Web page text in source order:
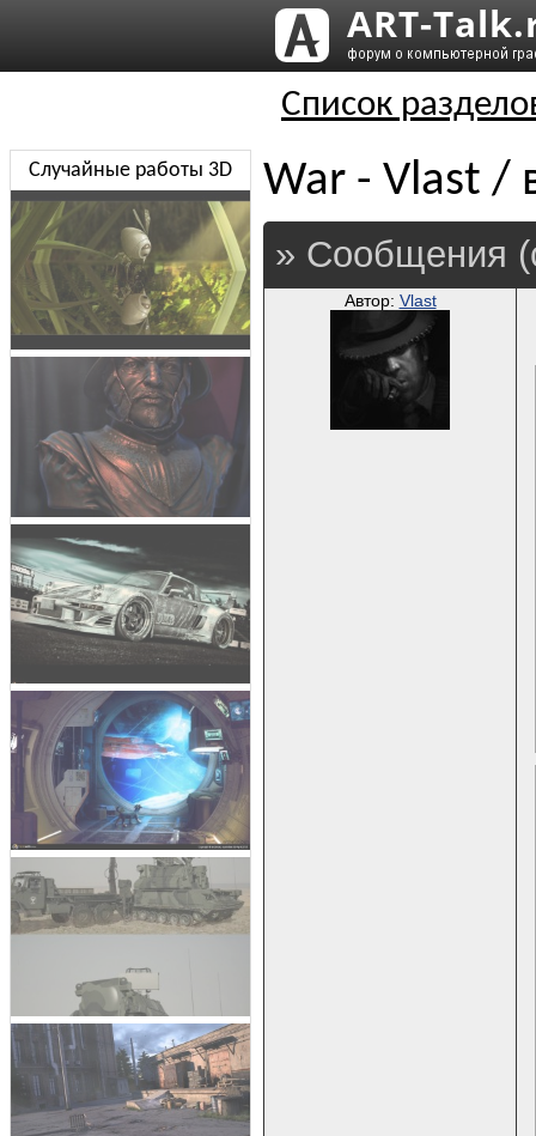
Список
War - Vlast /
» Сообщения
Автор: Vlast
Случайные работы 3D